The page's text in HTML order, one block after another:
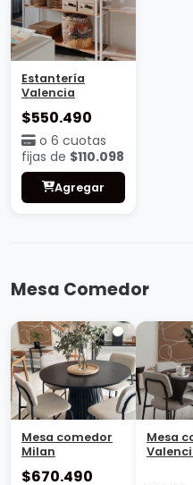
Estantería
Valencia
$550.490
o 6 cuotas
fijas de $110.098
Agregar
Mesa Comedor
Mesa comedor
Milan
$670.490
Mesa